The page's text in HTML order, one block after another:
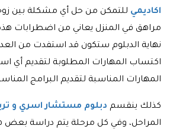
اكاديمي للتمكن من حل أي مشكلة بين
مراهق في المنزل يعاني من اضطرابات
نهاية الدبلوم ستكون قد استفدت من
اكتساب المهارات المطلوبة لتقديم أي
المهارات المناسبة لتقديم البرامج
كذلك ينقسم دبلوم مستشار اسري و
المراحل، وفي كل مرحلة يتم دراسة بعض